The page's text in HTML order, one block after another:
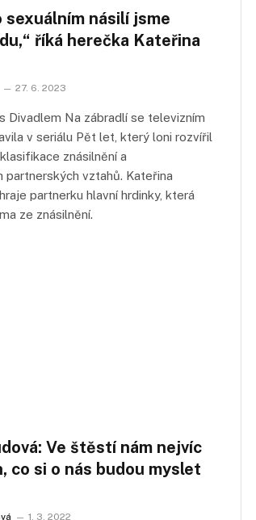
sexuálním násilí jsme
říká herečka Kateřina
27. 6. 2023
Divadlem Na zábradlí se televizním
v seriálu Pět let, který loni rozvířil
znásilnění a
partnerských vztahů. Kateřina
partnerku hlavní hrdinky, která
ze znásilnění.
Ve štěstí nám nejvíc
co si o nás budou myslet
1. 3. 2022